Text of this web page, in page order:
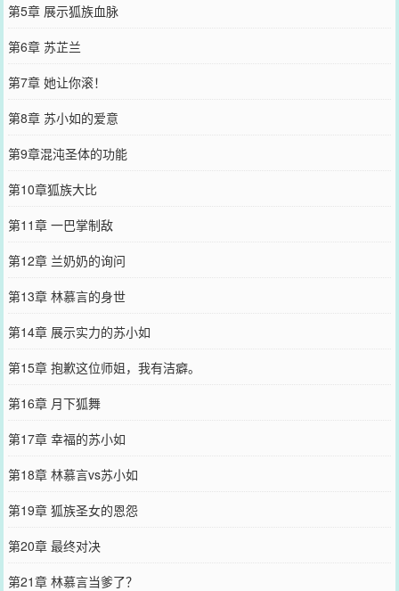
第5章 展示狐族血脉
第6章 苏芷兰
第7章 她让你滚！
第8章 苏小如的爱意
第9章混沌圣体的功能
第10章狐族大比
第11章 一巴掌制敌
第12章 兰奶奶的询问
第13章 林慕言的身世
第14章 展示实力的苏小如
第15章 抱歉这位师姐，我有洁癖。
第16章 月下狐舞
第17章 幸福的苏小如
第18章 林慕言vs苏小如
第19章 狐族圣女的恩怨
第20章 最终对决
第21章 林慕言当爹了？